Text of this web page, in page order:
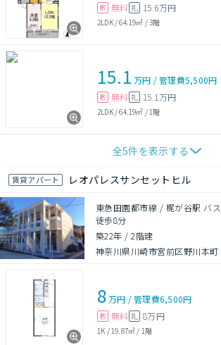
敷 無料 礼 15.6万円
2LDK/64.19㎡ /3階
15.1 万円 /管理費5,500円
敷 無料 礼 15.1万円
2LDK/64.19㎡ / 1階
全5件を表示する
賃貸アパート レオパレスサンセットヒル
東急田園都市線 / 梶が谷駅 バ
徒歩8分
築22年 /2階建
神奈川県川崎市宮前区野川本町
8万円 /管理費6,500円
敷 無料 礼 8万円
1K / 19.87㎡ / 1階